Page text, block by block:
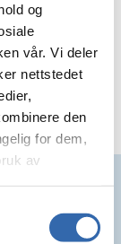
og
vår. Vi deler
nettstedet
den
for dem,
av